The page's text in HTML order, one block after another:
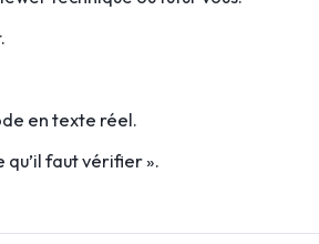
en texte réel.
qu’il faut vérifier ».